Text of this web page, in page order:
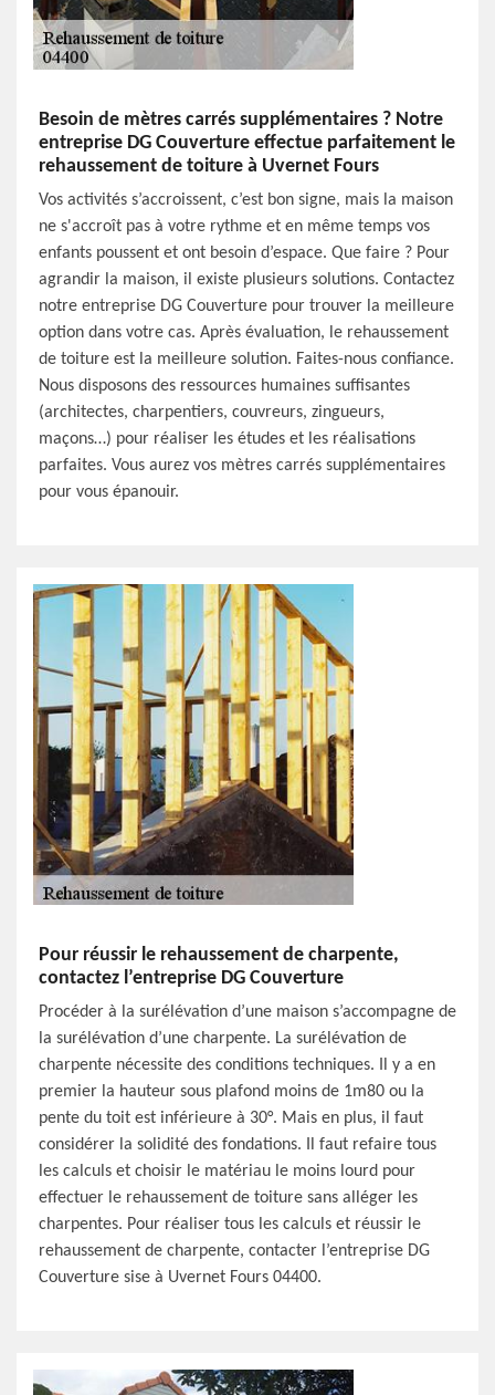
Besoin de mètres carrés supplémentaires ? Notre
entreprise DG Couverture effectue parfaitement le
rehaussement de toiture à Uvernet Fours
Vos activités s’accroissent, c’est bon signe, mais la maison
ne s'accroît pas à votre rythme et en même temps vos
enfants poussent et ont besoin d’espace. Que faire ? Pour
agrandir la maison, il existe plusieurs solutions. Contactez
notre entreprise DG Couverture pour trouver la meilleure
option dans votre cas. Après évaluation, le rehaussement
de toiture est la meilleure solution. Faites-nous confiance.
Nous disposons des ressources humaines suffisantes
(architectes, charpentiers, couvreurs, zingueurs,
maçons…) pour réaliser les études et les réalisations
parfaites. Vous aurez vos mètres carrés supplémentaires
pour vous épanouir.
Pour réussir le rehaussement de charpente,
contactez l’entreprise DG Couverture
Procéder à la surélévation d’une maison s’accompagne de
la surélévation d’une charpente. La surélévation de
charpente nécessite des conditions techniques. Il y a en
premier la hauteur sous plafond moins de 1m80 ou la
pente du toit est inférieure à 30°. Mais en plus, il faut
considérer la solidité des fondations. Il faut refaire tous
les calculs et choisir le matériau le moins lourd pour
effectuer le rehaussement de toiture sans alléger les
charpentes. Pour réaliser tous les calculs et réussir le
rehaussement de charpente, contacter l’entreprise DG
Couverture sise à Uvernet Fours 04400.